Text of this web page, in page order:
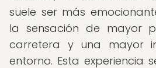
suele ser más
la sensación de mayor
carretera y una mayor
entorno. Esta experiencia